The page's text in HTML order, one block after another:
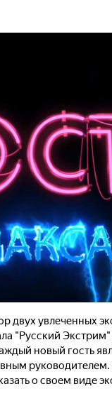
двух увлеченных
"Русский
новый гость
руководителем.
о своем виде